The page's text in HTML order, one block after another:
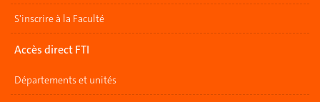
S'inscrire à la Faculté
Accès direct FTI
Départements et unités